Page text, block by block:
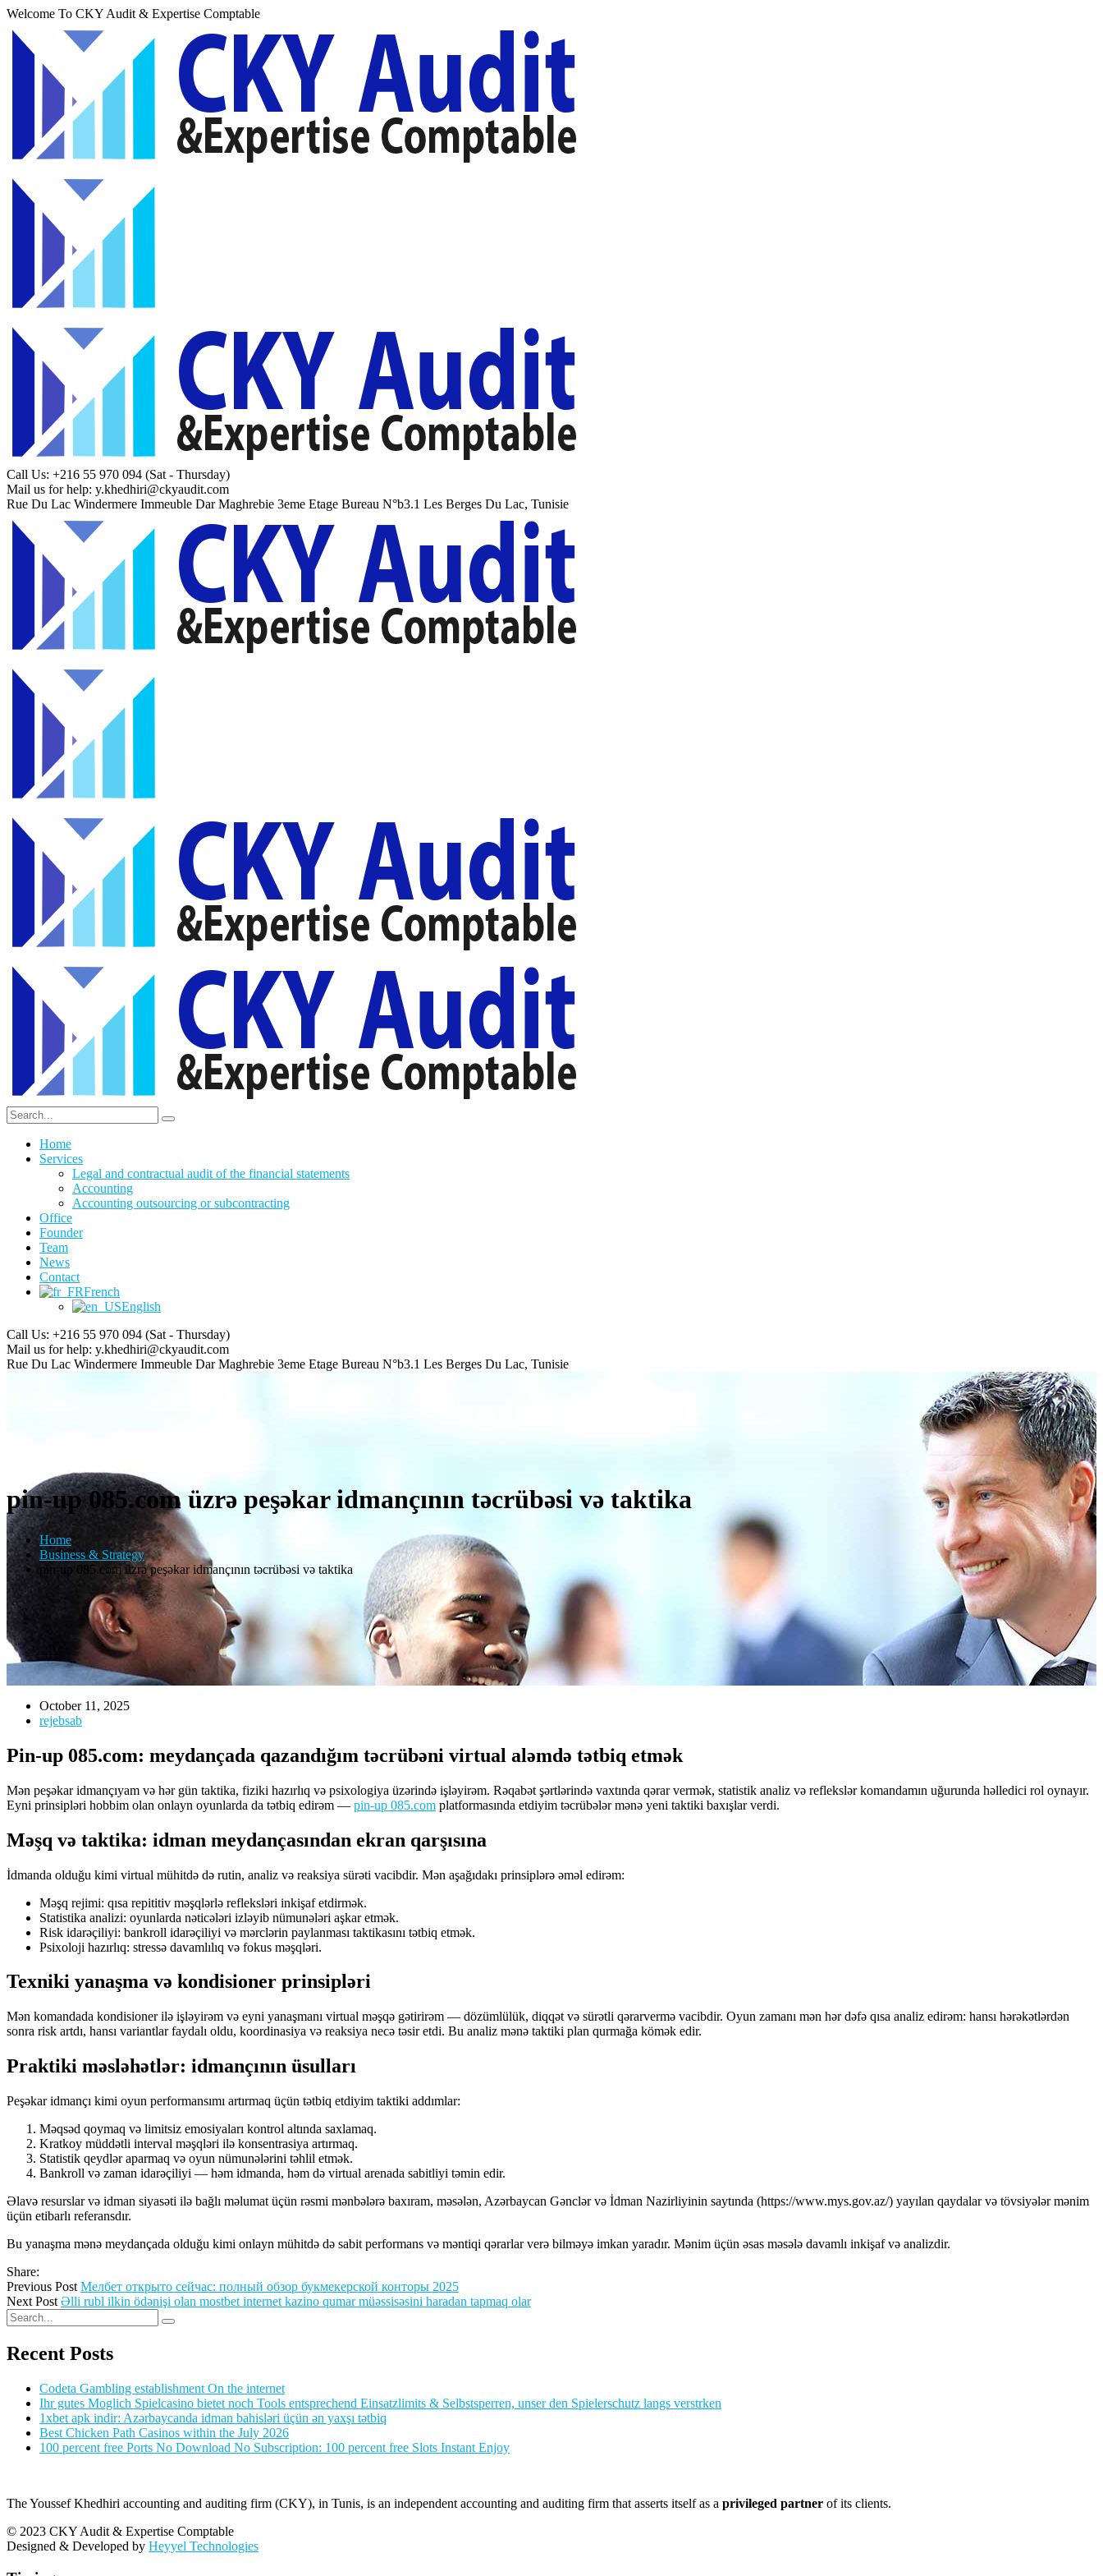
Welcome To CKY Audit & Expertise Comptable
Call Us: +216 55 970 094 (Sat - Thursday)
Mail us for help: y.khedhiri@ckyaudit.com
Rue Du Lac Windermere Immeuble Dar Maghrebie 3eme Etage Bureau N°b3.1 Les Berges Du Lac, Tunisie
Home
Services
Legal and contractual audit of the financial statements
Accounting
Accounting outsourcing or subcontracting
Office
Founder
Team
News
Contact
French
English
Call Us: +216 55 970 094 (Sat - Thursday)
Mail us for help: y.khedhiri@ckyaudit.com
Rue Du Lac Windermere Immeuble Dar Maghrebie 3eme Etage Bureau N°b3.1 Les Berges Du Lac, Tunisie
pin-up 085.com üzrə peşəkar idmançının təcrübəsi və taktika
Home
Business & Strategy
pin-up 085.com üzrə peşəkar idmançının təcrübəsi və taktika
October 11, 2025
rejebsab
Pin-up 085.com: meydançada qazandığım təcrübəni virtual aləmdə tətbiq etmək
Mən peşəkar idmançıyam və hər gün taktika, fiziki hazırlıq və psixologiya üzərində işləyirəm. Rəqabət şərtlərində vaxtında qərar vermək, statistik analiz və reflekslər komandamın uğurunda həlledici rol oynayır.
Eyni prinsipləri hobbim olan onlayn oyunlarda da tətbiq edirəm — pin-up 085.соm platformasında etdiyim təcrübələr mənə yeni taktiki baxışlar verdi.
Məşq və taktika: idman meydançasından ekran qarşısına
İdmanda olduğu kimi virtual mühitdə də rutin, analiz və reaksiya sürəti vacibdir. Mən aşağıdakı prinsiplərə əməl edirəm:
Məşq rejimi: qısa repititiv məşqlərlə refleksləri inkişaf etdirmək.
Statistika analizi: oyunlarda nəticələri izləyib nümunələri aşkar etmək.
Risk idarəçiliyi: bankroll idarəçiliyi və mərclərin paylanması taktikasını tətbiq etmək.
Psixoloji hazırlıq: stressə davamlılıq və fokus məşqləri.
Texniki yanaşma və kondisioner prinsipləri
Mən komandada kondisioner ilə işləyirəm və eyni yanaşmanı virtual məşqə gətirirəm — dözümlülük, diqqət və sürətli qərarvermə vacibdir. Oyun zamanı mən hər dəfə qısa analiz edirəm: hansı hərəkətlərdən
sonra risk artdı, hansı variantlar faydalı oldu, koordinasiya və reaksiya necə təsir etdi. Bu analiz mənə taktiki plan qurmağa kömək edir.
Praktiki məsləhətlər: idmançının üsulları
Peşəkar idmançı kimi oyun performansımı artırmaq üçün tətbiq etdiyim taktiki addımlar:
Məqsəd qoymaq və limitsiz emosiyaları kontrol altında saxlamaq.
Kratkoy müddətli interval məşqləri ilə konsentrasiya artırmaq.
Statistik qeydlər aparmaq və oyun nümunələrini təhlil etmək.
Bankroll və zaman idarəçiliyi — həm idmanda, həm də virtual arenada sabitliyi təmin edir.
Əlavə resurslar və idman siyasəti ilə bağlı məlumat üçün rəsmi mənbələrə baxıram, məsələn, Azərbaycan Gənclər və İdman Nazirliyinin saytında (https://www.mys.gov.az/) yayılan qaydalar və tövsiyələr mənim
üçün etibarlı referansdır.
Bu yanaşma mənə meydançada olduğu kimi onlayn mühitdə də sabit performans və məntiqi qərarlar verə bilməyə imkan yaradır. Mənim üçün əsas məsələ davamlı inkişaf və analizdir.
Share:
Previous Post Мелбет открыто сейчас: полный обзор букмекерской конторы 2025
Next Post Əlli rubl ilkin ödənişi olan mostbet internet kazino qumar müəssisəsini haradan tapmaq olar
Recent Posts
Codeta Gambling establishment On the internet
Ihr gutes Moglich Spielcasino bietet noch Tools entsprechend Einsatzlimits & Selbstsperren, unser den Spielerschutz langs verstrken
1xbet apk indir: Azərbaycanda idman bahisləri üçün ən yaxşı tətbiq
Best Chicken Path Casinos within the July 2026
100 percent free Ports No Download No Subscription: 100 percent free Slots Instant Enjoy
The Youssef Khedhiri accounting and auditing firm (CKY), in Tunis, is an independent accounting and auditing firm that asserts itself as a privileged partner of its clients.
© 2023 CKY Audit & Expertise Comptable
Designed & Developed by Heyyel Technologies